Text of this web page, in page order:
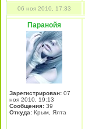
06 ноя 2010, 17:33
Паранойя
Зарегистрирован: 07
ноя 2010, 19:13
Сообщения: 39
Откуда: Крым, Ялта